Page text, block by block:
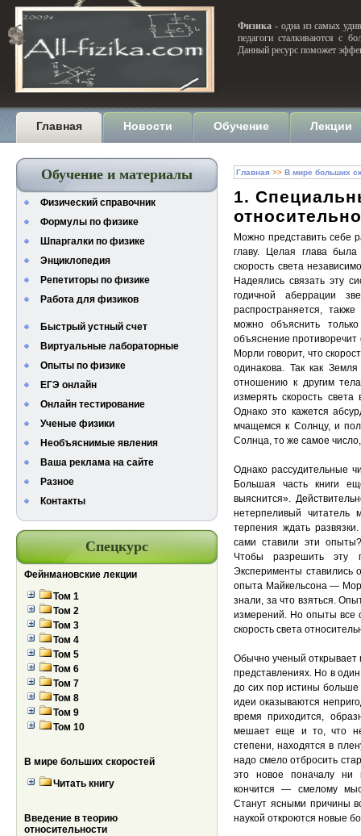
Физика - одна из самых
педагоги сталкиваются с
Данный ресурс поможет
Главная Новости Обучение Лекции
Обучение и материалы
Физический справочник
Формулы по физике
Шпаргалки по физике
Энциклопедия
Репетиторы по физике
Работа для физиков
Быстрый устный счет
Виртуальные лабораторные
Опыты по физике
ЕГЭ онлайн
Онлайн тестирование
Ученые физики
Необъяснимые явления
Ваша реклама на сайте
Разное
Контакты
Спецкурс
Фейнмановские лекции
Том 1
Том 2
Том 3
Том 4
Том 5
Том 6
Том 7
Том 8
Том 9
Том 10
В мире больших скоростей
Читать книгу
Введение в теорию
относительности
Главная >> В мире больших
1.
Можно представить себе
главу. Целая глава
скорость света
Надеялись связать эту
годичной аберрации
распространяется,
можно объяснить
объяснение
Морли говорит, что
одинакова. Так как
отношению к другим
измерять скорость
Однако это кажется
мчащемся к Солнцу, и
Солнца, то же самое
Однако рассудительные
Большая часть книги
выяснится».
нетерпеливый читатель
терпения ждать
сами ставили эти
Чтобы разрешить эту
Эксперименты ставились
опыта Майкельсона —
знали, за что взяться.
измерений. Но опыты все
скорость света
Обычно ученый открывает
представлениях. Но в
до сих пор истины
идеи оказываются
время приходится,
мешает еще и то, что
степени, находятся в
надо смело отбросить
это новое поначалу ни
кончится — смелому
Станут ясными причины
наукой откроются новые